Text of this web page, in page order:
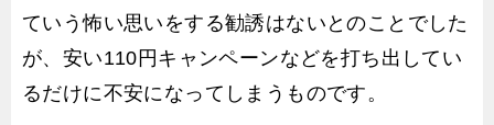
ていう怖い思いをする勧誘はないとのことでした
が、安い110円キャンペーンなどを打ち出してい
るだけに不安になってしまうものです。